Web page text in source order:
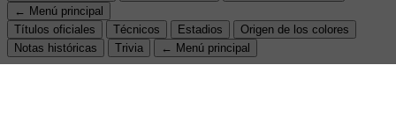
← Menú principal
Títulos oficiales
Técnicos Estadios
Origen de los colores
Notas históricas
Trivia ← Menú principal